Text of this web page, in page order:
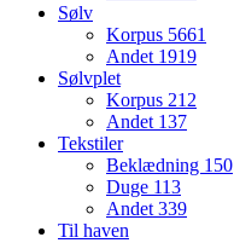
Sølv
Korpus 5661
Andet 1919
Sølvplet
Korpus 212
Andet 137
Tekstiler
Beklædning 150
Duge 113
Andet 339
Til haven